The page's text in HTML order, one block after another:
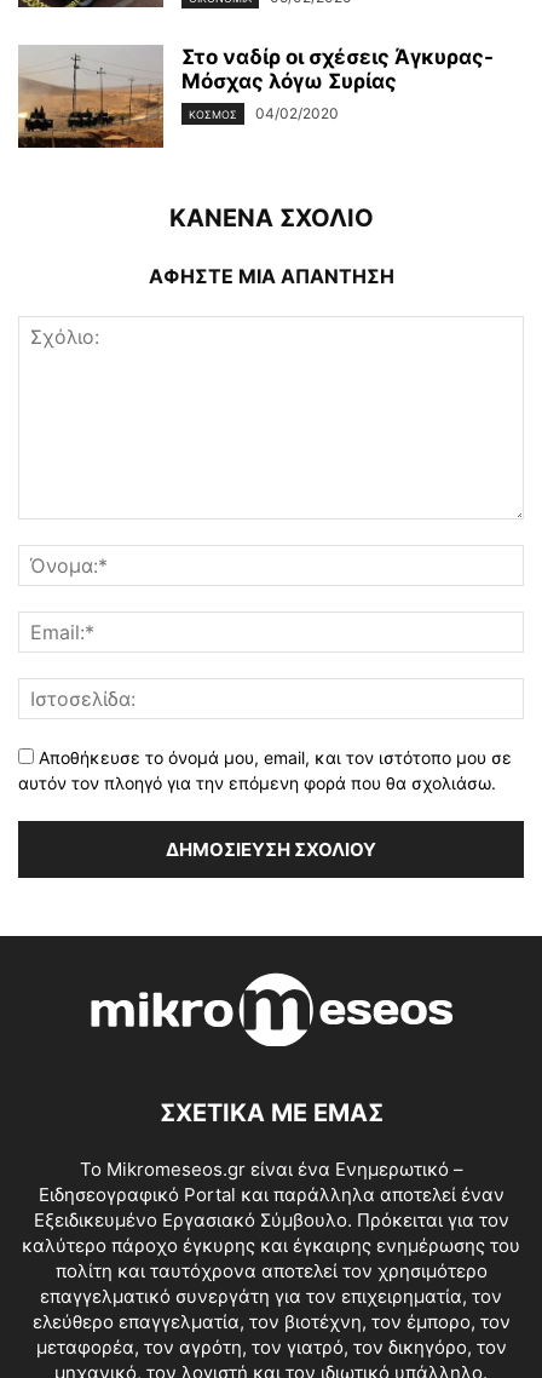
Στο ναδίρ οι σχέσεις Άγκυρας-
Μόσχας λόγω Συρίας
ΚΌΣΜΟΣ 04/02/2020
ΚΑΝΕΝΑ ΣΧΟΛΙΟ
ΑΦΗΣΤΕ ΜΙΑ ΑΠΑΝΤΗΣΗ
Αποθήκευσε το όνομά μου, email, και τον ιστότοπο μου σε
αυτόν τον πλοηγό για την επόμενη φορά που θα σχολιάσω.
ΣΧΕΤΙΚΑ ΜΕ ΕΜΑΣ
Το Mikromeseos.gr είναι ένα Ενημερωτικό –
Ειδησεογραφικό Portal και παράλληλα αποτελεί έναν
Εξειδικευμένο Εργασιακό Σύμβουλο. Πρόκειται για τον
καλύτερο πάροχο έγκυρης και έγκαιρης ενημέρωσης του
πολίτη και ταυτόχρονα αποτελεί τον χρησιμότερο
επαγγελματικό συνεργάτη για τον επιχειρηματία, τον
ελεύθερο επαγγελματία, τον βιοτέχνη, τον έμπορο, τον
μεταφορέα, τον αγρότη, τον γιατρό, τον δικηγόρο, τον
μηχανικό, τον λογιστή και τον ιδιωτικό υπάλληλο.